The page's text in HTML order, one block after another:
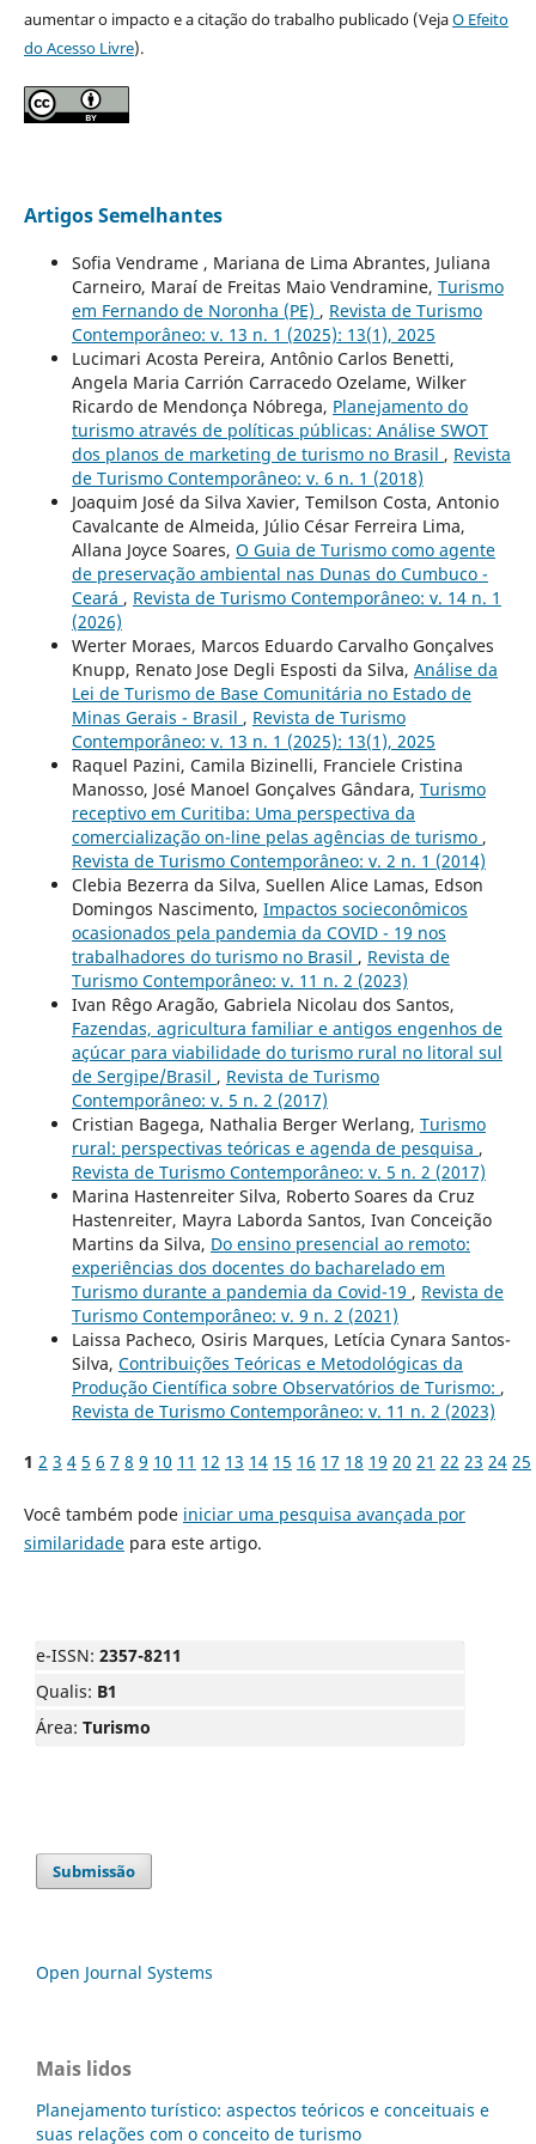
aumentar o impacto e a citação do trabalho publicado (VejaO Efeito
do Acesso Livre).
Artigos Semelhantes
Sofia Vendrame , Mariana de Lima Abrantes, Juliana
Carneiro, Maraí de Freitas Maio Vendramine, Turismo
em Fernando de Noronha (PE) , Revista de Turismo
Contemporâneo: v. 13 n. 1 (2025): 13(1), 2025
Lucimari Acosta Pereira, Antônio Carlos Benetti,
Angela Maria Carrión Carracedo Ozelame, Wilker
Ricardo de Mendonça Nóbrega, Planejamento do
turismo através de políticas públicas: Análise SWOT
dos planos de marketing de turismo no Brasil , Revista
de Turismo Contemporâneo: v. 6 n. 1 (2018)
Joaquim José da Silva Xavier, Temilson Costa, Antonio
Cavalcante de Almeida, Júlio César Ferreira Lima,
Allana Joyce Soares, O Guia de Turismo como agente
de preservação ambiental nas Dunas do Cumbuco -
Ceará , Revista de Turismo Contemporâneo: v. 14 n. 1
(2026)
Werter Moraes, Marcos Eduardo Carvalho Gonçalves
Knupp, Renato Jose Degli Esposti da Silva, Análise da
Lei de Turismo de Base Comunitária no Estado de
Minas Gerais - Brasil , Revista de Turismo
Contemporâneo: v. 13 n. 1 (2025): 13(1), 2025
Raquel Pazini, Camila Bizinelli, Franciele Cristina
Manosso, José Manoel Gonçalves Gândara, Turismo
receptivo em Curitiba: Uma perspectiva da
comercialização on-line pelas agências de turismo ,
Revista de Turismo Contemporâneo: v. 2 n. 1 (2014)
Clebia Bezerra da Silva, Suellen Alice Lamas, Edson
Domingos Nascimento, Impactos socieconômicos
ocasionados pela pandemia da COVID - 19 nos
trabalhadores do turismo no Brasil , Revista de
Turismo Contemporâneo: v. 11 n. 2 (2023)
Ivan Rêgo Aragão, Gabriela Nicolau dos Santos,
Fazendas, agricultura familiar e antigos engenhos de
açúcar para viabilidade do turismo rural no litoral sul
de Sergipe/Brasil , Revista de Turismo
Contemporâneo: v. 5 n. 2 (2017)
Cristian Bagega, Nathalia Berger Werlang, Turismo
rural: perspectivas teóricas e agenda de pesquisa ,
Revista de Turismo Contemporâneo: v. 5 n. 2 (2017)
Marina Hastenreiter Silva, Roberto Soares da Cruz
Hastenreiter, Mayra Laborda Santos, Ivan Conceição
Martins da Silva, Do ensino presencial ao remoto:
experiências dos docentes do bacharelado em
Turismo durante a pandemia da Covid-19 , Revista de
Turismo Contemporâneo: v. 9 n. 2 (2021)
Laissa Pacheco, Osiris Marques, Letícia Cynara Santos-
Silva, Contribuições Teóricas e Metodológicas da
Produção Científica sobre Observatórios de Turismo: ,
Revista de Turismo Contemporâneo: v. 11 n. 2 (2023)
1 2 3 4 5 6 7 8 9 10 11 12 13 14 15 16 17 18 19 20 21 22 23 24 25
Você também pode iniciar uma pesquisa avançada por
similaridadepara este artigo.
e-ISSN: 2357-8211
Qualis: B1
Área: Turismo
Submissão
Open Journal Systems
Mais lidos
Planejamento turístico: aspectos teóricos e conceituais e
suas relações com o conceito de turismo